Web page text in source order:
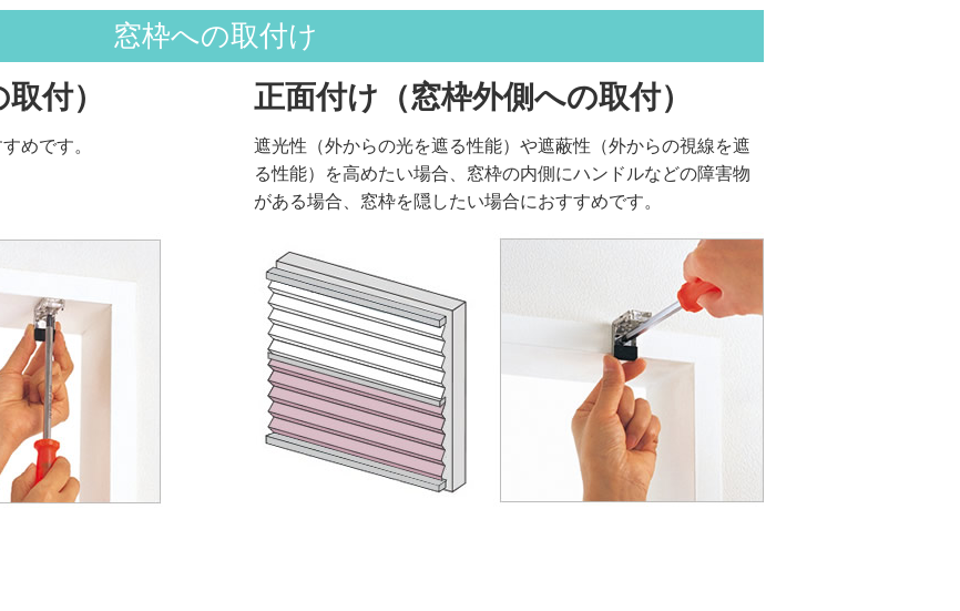
窓枠への取付け
付）
めです。
正面付け（窓枠外側への取付）
遮光性（外からの光を遮る性能）や遮蔽性（外からの視線を遮
る性能）を高めたい場合、窓枠の内側にハンドルなどの障害物
がある場合、窓枠を隠したい場合におすすめです。